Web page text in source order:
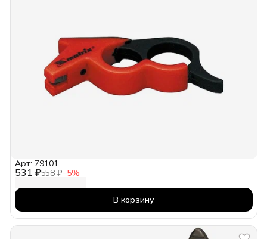
531 ₽558 ₽−5%
Арт: 79101
В корзину